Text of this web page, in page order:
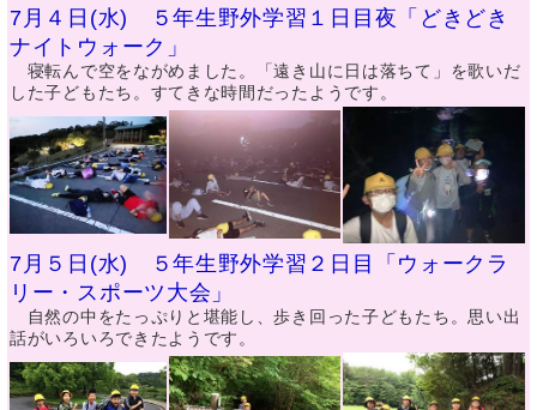
7月４日(水) ５年生野外学習１日目夜「どきどき
ナイトウォーク」
寝転んで空をながめました。「遠き山に日は落ちて」を歌いだ
した子どもたち。すてきな時間だったようです。
7月５日(水) ５年生野外学習２日目「ウォークラ
リー・スポーツ大会」
自然の中をたっぷりと堪能し、歩き回った子どもたち。思い出
話がいろいろできたようです。